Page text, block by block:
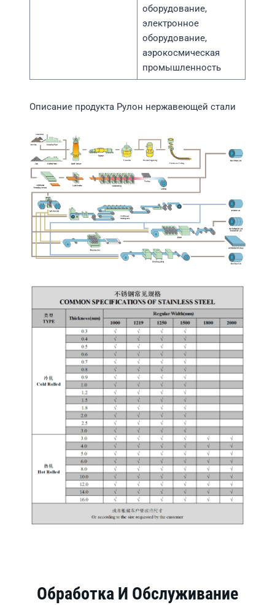
оборудование,
электронное
оборудование,
аэрокосмическая
промышленность
Описание продукта Рулон нержавеющей стали
Обработка И Обслуживание